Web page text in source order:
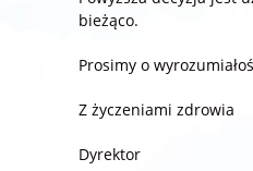
bieżąco.
Prosimy o
Z życzeniami zdrowia
Dyrektor